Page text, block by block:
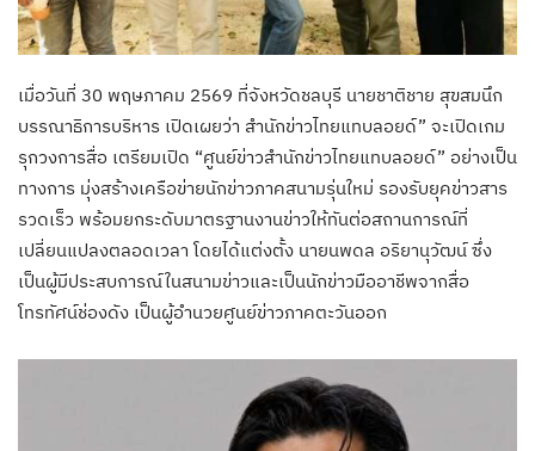
เมื่อวันที่ 30 พฤษภาคม 2569 ที่จังหวัดชลบุรี นายชาติชาย สุขสมนึก
บรรณาธิการบริหาร เปิดเผยว่า สำนักข่าวไทยแทบลอยด์” จะเปิดเกม
รุกวงการสื่อ เตรียมเปิด “ศูนย์ข่าวสำนักข่าวไทยแทบลอยด์” อย่างเป็น
ทางการ มุ่งสร้างเครือข่ายนักข่าวภาคสนามรุ่นใหม่ รองรับยุคข่าวสาร
รวดเร็ว พร้อมยกระดับมาตรฐานงานข่าวให้ทันต่อสถานการณ์ที่
เปลี่ยนแปลงตลอดเวลา โดยได้แต่งตั้ง นายนพดล อริยานุวัฒน์ ซึ่ง
เป็นผู้มีประสบการณ์ในสนามข่าวและเป็นนักข่าวมืออาชีพจากสื่อ
โทรทัศน์ช่องดัง เป็นผู้อำนวยศูนย์ข่าวภาคตะวันออก